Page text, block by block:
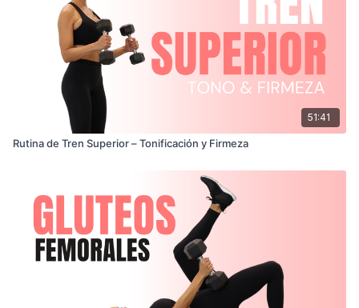
51:41
Rutina de Tren Superior – Tonificación y Firmeza